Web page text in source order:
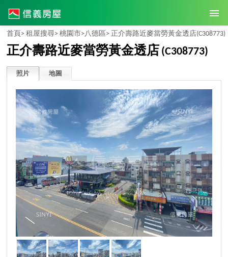
首頁> 租屋搜尋> 桃園市>八德區> 正介壽路近麥當勞黃金透店(C308773)
正介壽路近麥當勞黃金透店 (C308773)
照片 地圖